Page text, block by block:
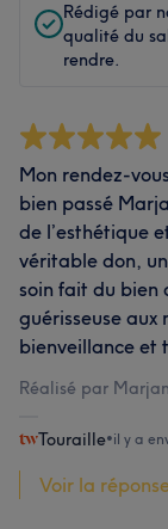
Rédigé par
qualité du
rendre.
Mon rendez-
bien passé
de l’esthétique
véritable don,
soin fait du bien
guérisseuse aux
bienveillance et
Réalisé par
Touraille•il y a
Voir la